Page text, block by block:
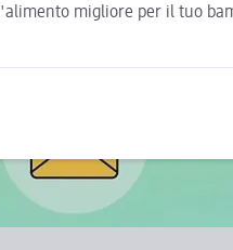
migliore per il tuo
mondo dm